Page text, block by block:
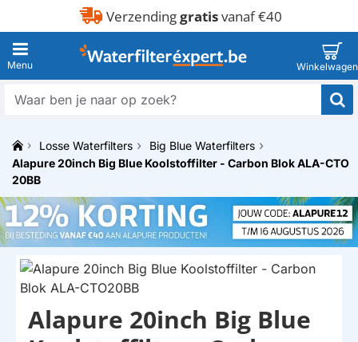
Verzendinggratisvanaf €40
Waar
naar
op
zoek?
h
o
e
Losse Waterfilters
Big Blue Waterfilters
Alapure 20inch Big Blue Koolstoffilter - Carbon Blok ALA-CTO
20BB
HUISMERK
Alapure 20inch Big Blue